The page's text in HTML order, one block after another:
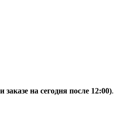
заказе на сегодня после 12:00).